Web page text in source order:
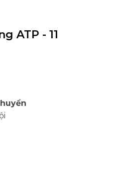
ATP - 11